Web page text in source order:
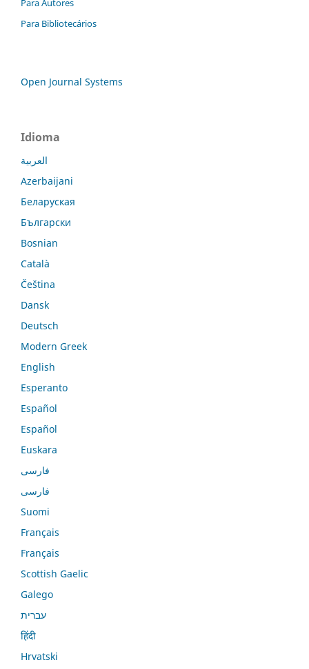
Para Bibliotecários
Open Journal Systems
Idioma
العربية
Azerbaijani
Беларуская
Български
Bosnian
Català
Čeština
Dansk
Deutsch
Modern Greek
English
Esperanto
Español
Español
Euskara
فارسی
فارسی
Suomi
Français
Français
Scottish Gaelic
Galego
עברית
हिंदी
Hrvatski